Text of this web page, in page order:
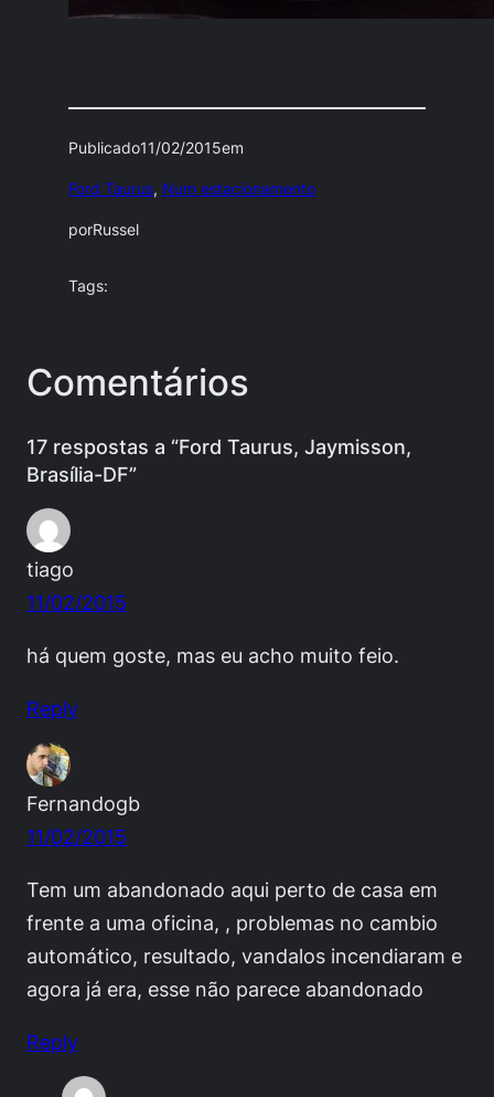
Publicado11/02/2015em
Ford Taurus, Num estacionamento
porRussel
Tags:
Comentários
17 respostas a “Ford Taurus, Jaymisson,
Brasília-DF”
tiago
11/02/2015
há quem goste, mas eu acho muito feio.
Reply
Fernandogb
11/02/2015
Tem um abandonado aqui perto de casa em
frente a uma oficina, , problemas no cambio
automático, resultado, vandalos incendiaram e
agora já era, esse não parece abandonado
Reply